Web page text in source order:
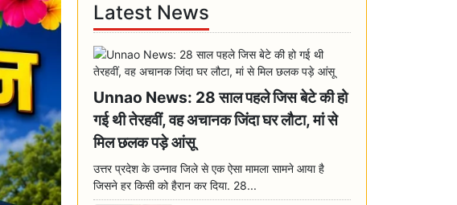
Latest News
Unnao News: 28 साल पहले जिस बेटे की हो
गई थी तेरहवीं, वह अचानक जिंदा घर लौटा, मां से
मिल छलक पड़े आंसू
उत्तर प्रदेश के उन्नाव जिले से एक ऐसा मामला सामने आया है
जिसने हर किसी को हैरान कर दिया. 28...